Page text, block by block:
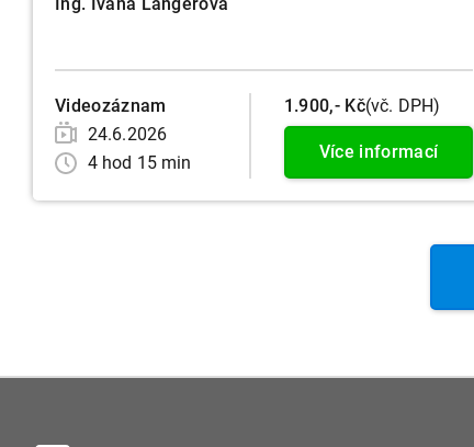
Ing. Ivana Langerová
Videozáznam
24.6.2026
4 hod 15 min
1.900,- Kč(vč. DPH)
Více informací